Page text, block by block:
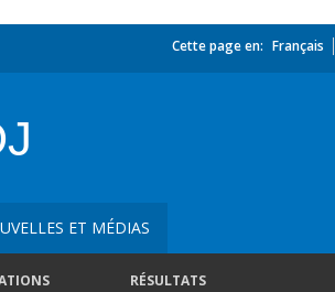
Cette page en: Français
ET MÉDIAS
RÉSULTATS